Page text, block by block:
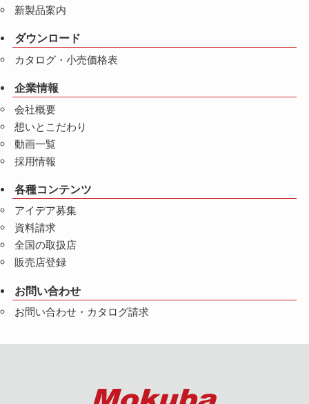
新製品案内
ダウンロード
カタログ・小売価格表
企業情報
会社概要
想いとこだわり
動画一覧
採用情報
各種コンテンツ
アイデア募集
資料請求
全国の取扱店
販売店登録
お問い合わせ
お問い合わせ・カタログ請求